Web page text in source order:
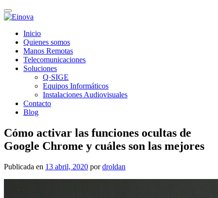
Cambiar
navegación
contenido
Inicio
Quienes somos
Manos Remotas
Telecomunicaciones
Soluciones
Q·SIGE
Equipos Informáticos
Instalaciones Audiovisuales
Contacto
Blog
Cómo activar las funciones ocultas de
Google Chrome y cuáles son las mejores
Publicada en 13 abril, 2020 pordroldan